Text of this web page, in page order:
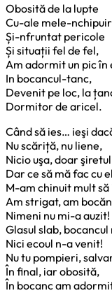
Obosită de la lupte
Cu-ale mele-
Și-nfruntat pericole
Și situații fel de fel,
Am adormit un pic în
In bocancul-tanc,
Devenit pe loc, la
Dormitor de aricel.
Când să ies… ieşi
Nu scăriță, nu liene,
Nicio uşa, doar
Dar ce să mă fac cu
M-am chinuit mult să
Am strigat, am
Nimeni nu mi-a auzit!
Glasul slab,
Nici ecoul n-a venit!
Nu tu pompieri,
În final, iar obosită,
În bocanc am